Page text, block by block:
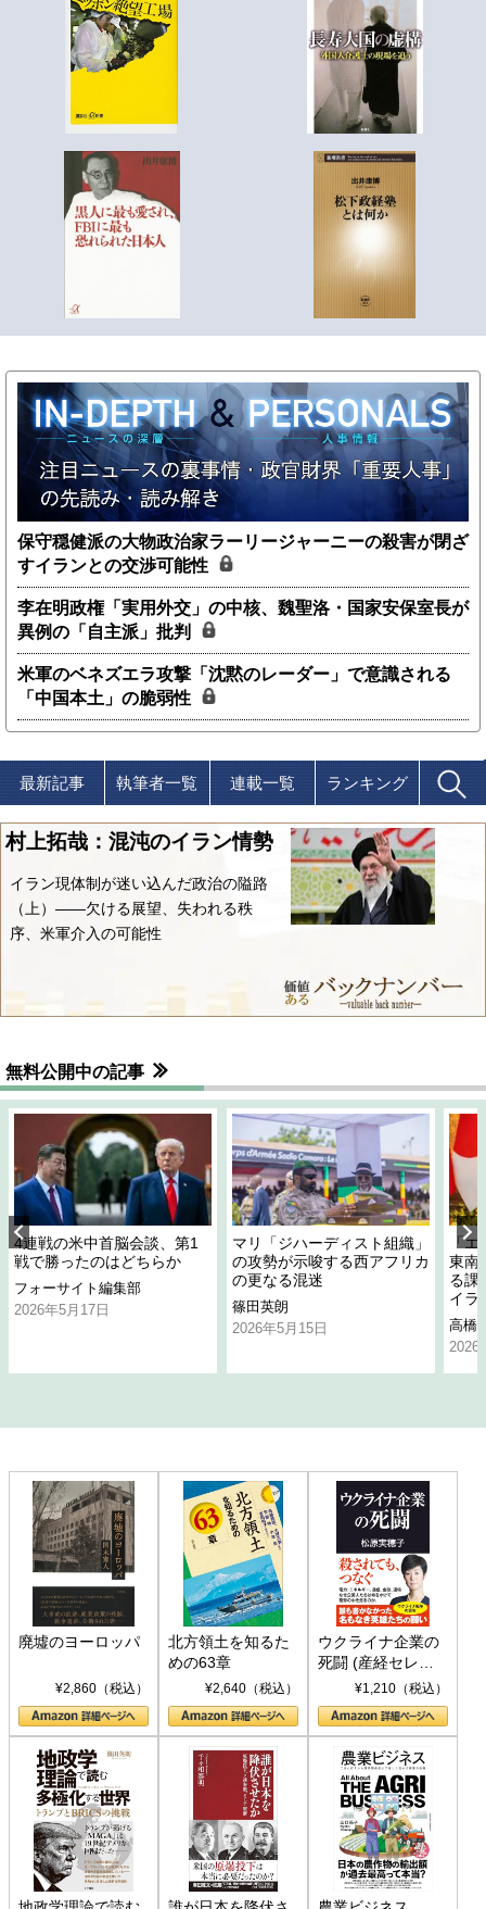
保守穏健派の大物政治家ラーリージャーニーの殺害が閉ざ
すイランとの交渉可能性
李在明政権「実用外交」の中核、魏聖洛・国家安保室長が
異例の「自主派」批判
米軍のベネズエラ攻撃「沈黙のレーダー」で意識される
「中国本土」の脆弱性
最新記事 執筆者一覧 連載一覧 ランキング
村上拓哉：混沌のイラン情勢
イラン現体制が迷い込んだ政治の隘路
（上）――欠ける展望、失われる秩
序、米軍介入の可能性
無料公開中の記事
4連戦の米中首脳会談、第1
戦で勝ったのはどちらか
フォーサイト編集部
2026年5月17日
マリ「ジハーディスト組織」
の攻勢が示唆する西アフリカ
の更なる混迷
篠田英朗
2026年5月15日
「
東南
る課
イラ
高橋
2026
廃墟のヨーロッパ
¥2,860（税込）
北方領土を知るた
めの63章
¥2,640（税込）
ウクライナ企業の
死闘 (産経セレク
ト S 039)¥1,210（税込）